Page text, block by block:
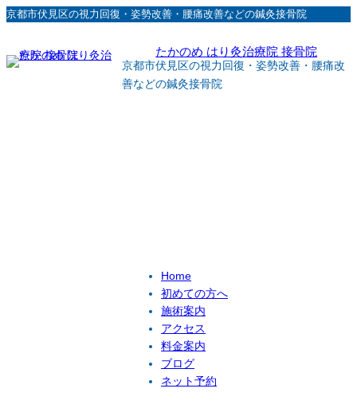
内
ス
京都市伏見区の視力回復・姿勢改善・腰痛改善などの鍼灸接骨院
たかのめ はり灸治療院 接骨院
京都市伏見区の視力回復・姿勢改善・腰痛改
善などの鍼灸接骨院
Home
初めての方へ
施術案内
アクセス
料金案内
ブログ
ネット予約